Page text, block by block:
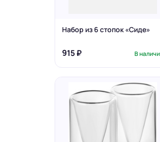
Набор из 6 стопок «Сиде»
915 ₽ В